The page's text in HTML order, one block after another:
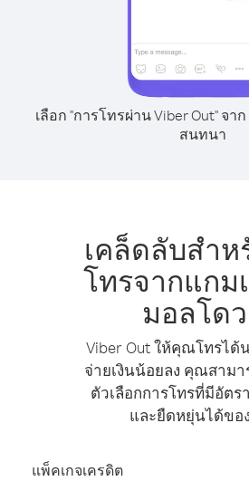
เลือก "การโทรผ่าน Viber Out" จา
สนทนา
เคล็ดลับสำห
โทรจากแกม
มอลโด
Viber Out ให้คุณโทรไ
จ่ายเงินน้อยลง คุณสามา
ตัวเลือกการโทรที่มีอัตร
และยืดหยุ่นได้ของ
แพ็คเกจเครดิต